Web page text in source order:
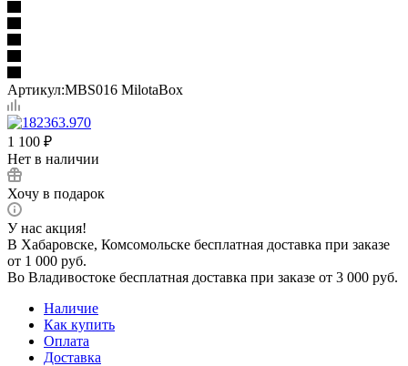
Артикул:MBS016 MilotaBox
1 100 ₽
Нет в наличии
Хочу в подарок
У нас акция!
В Хабаровске, Комсомольске бесплатная доставка при заказе
от 1 000 руб.
Во Владивостоке бесплатная доставка при заказе от 3 000 руб.
Наличие
Как купить
Оплата
Доставка